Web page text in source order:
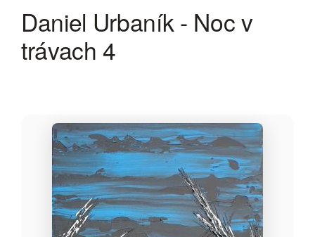
Daniel Urbaník - Noc v
trávach 4